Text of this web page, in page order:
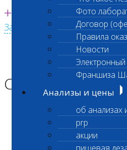
+7 495 260 0 260
Заказать звонок с сайта
Фото
Договор
Правила
Новости
Франшиза
Анализы и цены
об анализах
prp
акции
Главная страница
Санитарные дни в июле
Санитарные дни